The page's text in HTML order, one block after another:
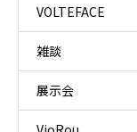
VOLTEFACE
雑談
展示会